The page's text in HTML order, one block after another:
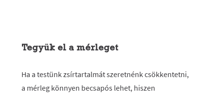
Tegyük el a mérleget
Ha a testünk zsírtartalmát szeretnénk csökkentetni,
a mérleg könnyen becsapós lehet, hiszen